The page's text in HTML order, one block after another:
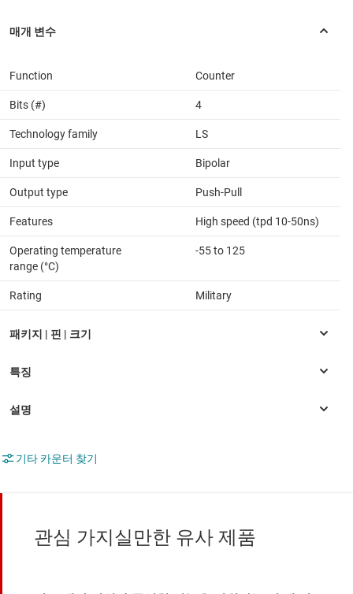
Function Counter
Bits (#) 4
Technology family LS
Input type Bipolar
Output type Push-Pull
Features High speed (tpd 10-50ns)
Operating temperature
range (°C)
-55 to 125
Rating Military
기타 카운터 찾기
관심 가지실만한 유사 제품